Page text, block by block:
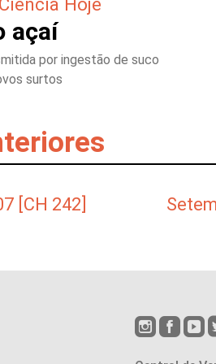
açaí
por ingestão de suco
surtos
[CH 242]